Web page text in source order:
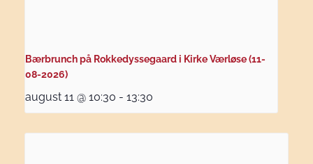
Bærbrunch på Rokkedyssegaard i Kirke Værløse (11-
08-2026)
august 11 @ 10:30 - 13:30